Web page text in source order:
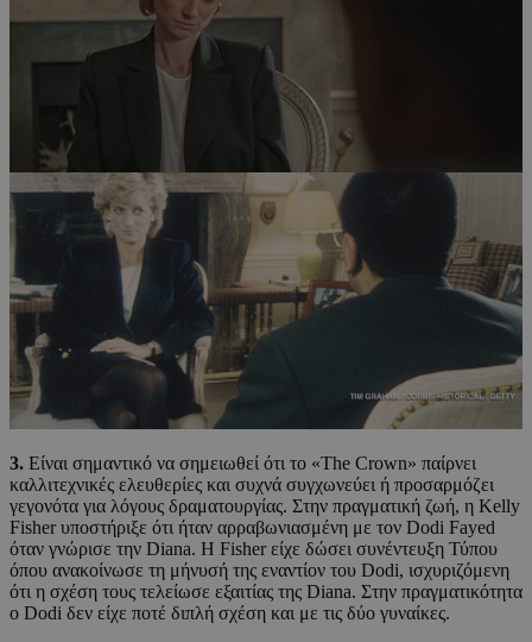
3. Είναι σημαντικό να σημειωθεί ότι το «The Crown» παίρνει
καλλιτεχνικές ελευθερίες και συχνά συγχωνεύει ή προσαρμόζει
γεγονότα για λόγους δραματουργίας. Στην πραγματική ζωή, η Kelly
Fisher υποστήριξε ότι ήταν αρραβωνιασμένη με τον Dodi Fayed
όταν γνώρισε την Diana. Η Fisher είχε δώσει συνέντευξη Τύπου
όπου ανακοίνωσε τη μήνυσή της εναντίον του Dodi, ισχυριζόμενη
ότι η σχέση τους τελείωσε εξαιτίας της Diana. Στην πραγματικότητα
ο Dodi δεν είχε ποτέ διπλή σχέση και με τις δύο γυναίκες.